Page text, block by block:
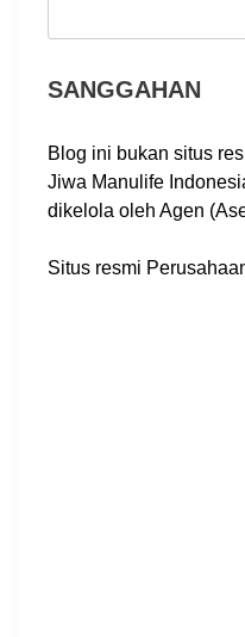
SANGGAHAN
Blog ini bukan situs
Jiwa Manulife
dikelola oleh Agen
Situs resmi